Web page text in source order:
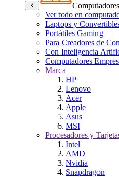
Ver todo en
Laptops y
Portátiles Gaming
Para Creadores de
Con Inteligencia
Computadores
Marca
HP
Lenovo
Acer
Apple
Asus
MSI
Procesadores y
Intel
AMD
Nvidia
Snapdragon